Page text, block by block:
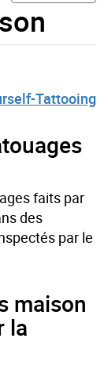
Tattooing
faits par
des
par le
maison
la